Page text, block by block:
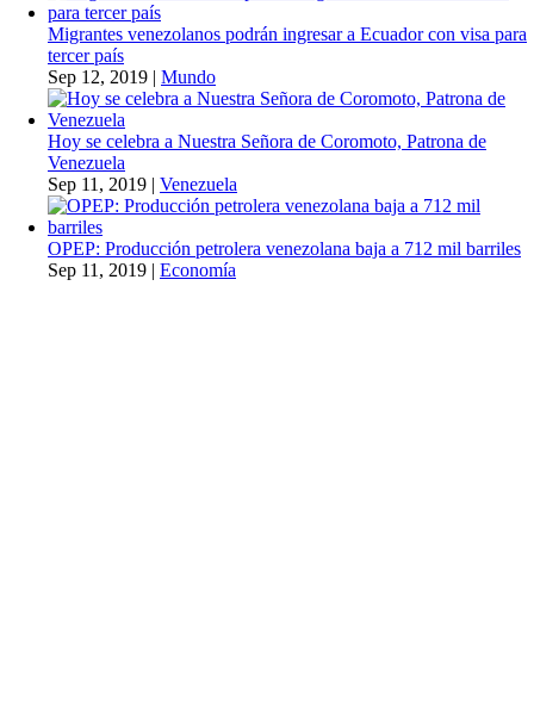
Migrantes venezolanos podrán ingresar a Ecuador con visa para
tercer país
Sep 12, 2019 | Mundo
Hoy se celebra a Nuestra Señora de Coromoto, Patrona de
Venezuela
Sep 11, 2019 | Venezuela
OPEP: Producción petrolera venezolana baja a 712 mil barriles
Sep 11, 2019 | Economía